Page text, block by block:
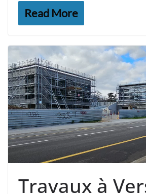
Read More
Travaux à